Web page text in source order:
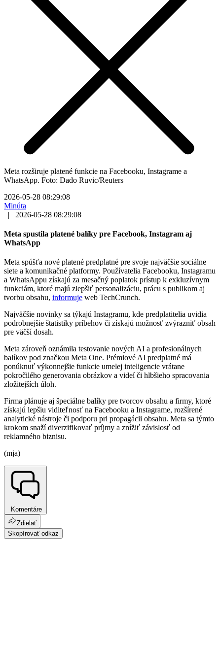
Meta rozširuje platené funkcie na Facebooku, Instagrame a
WhatsApp. Foto: Dado Ruvic/Reuters
2026-05-28 08:29:08
Minúta
|
2026-05-28 08:29:08
Meta spustila platené balíky pre Facebook, Instagram aj
WhatsApp
Meta spúšťa nové platené predplatné pre svoje najväčšie sociálne
siete a komunikačné platformy. Používatelia Facebooku, Instagramu
a WhatsAppu získajú za mesačný poplatok prístup k exkluzívnym
funkciám, ktoré majú zlepšiť personalizáciu, prácu s publikom aj
tvorbu obsahu, informuje web TechCrunch.
Najväčšie novinky sa týkajú Instagramu, kde predplatitelia uvidia
podrobnejšie štatistiky príbehov či získajú možnosť zvýrazniť obsah
pre väčší dosah.
Meta zároveň oznámila testovanie nových AI a profesionálnych
balíkov pod značkou Meta One. Prémiové AI predplatné má
ponúknuť výkonnejšie funkcie umelej inteligencie vrátane
pokročilého generovania obrázkov a videí či hlbšieho spracovania
zložitejších úloh.
Firma plánuje aj špeciálne balíky pre tvorcov obsahu a firmy, ktoré
získajú lepšiu viditeľnosť na Facebooku a Instagrame, rozšírené
analytické nástroje či podporu pri propagácii obsahu. Meta sa týmto
krokom snaží diverzifikovať príjmy a znížiť závislosť od
reklamného biznisu.
(mja)
Komentáre
Zdielať
Skopírovať odkaz